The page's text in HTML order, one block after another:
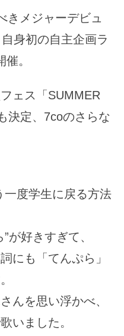
メジャーデビュ
身初の自主企画ラ
。
ェス「SUMMER
決定、7coのさらな
一度学生に戻る方法
が好きすぎて、
にも「てんぷら」
んを思い浮かべ、
いました。